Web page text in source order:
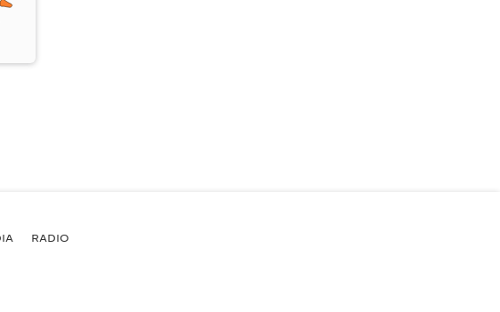
RADIO